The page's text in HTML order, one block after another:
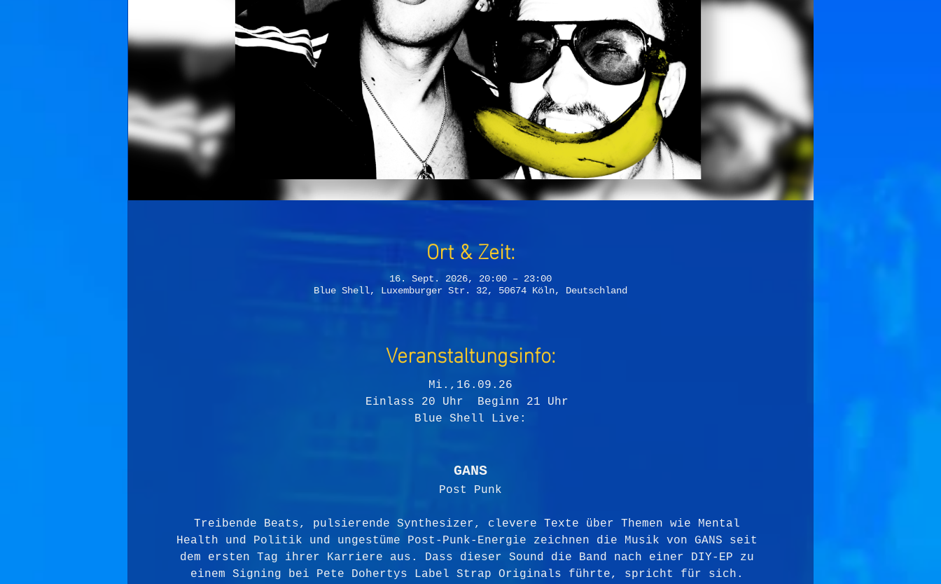
Ort & Zeit:
16. Sept. 2026, 20:00 – 23:00
Blue Shell, Luxemburger Str. 32, 50674 Köln, Deutschland
Veranstaltungsinfo:
Mi.,16.09.26
Einlass 20 Uhr  Beginn 21 Uhr
Blue Shell Live:
GANS
Post Punk
Treibende Beats, pulsierende Synthesizer, clevere Texte über Themen wie Mental
Health und Politik und ungestüme Post-Punk-Energie zeichnen die Musik von GANS seit
dem ersten Tag ihrer Karriere aus. Dass dieser Sound die Band nach einer DIY-EP zu
einem Signing bei Pete Dohertys Label Strap Originals führte, spricht für sich.